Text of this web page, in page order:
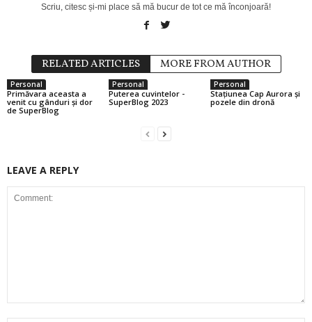
Scriu, citesc și-mi place să mă bucur de tot ce mă înconjoară!
RELATED ARTICLES MORE FROM AUTHOR
Personal
Primăvara aceasta a
venit cu gânduri și dor
de SuperBlog
Personal
Puterea cuvintelor -
SuperBlog 2023
Personal
Stațiunea Cap Aurora și
pozele din dronă
LEAVE A REPLY